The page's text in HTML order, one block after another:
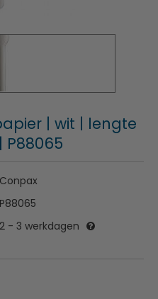
| wit | lengte
P88065
Conpax
P88065
2 - 3 werkdagen